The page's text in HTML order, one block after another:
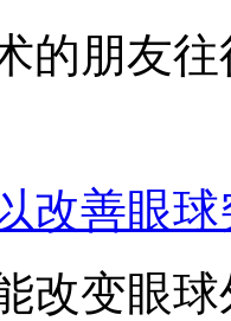
的朋友
改善眼
改变眼